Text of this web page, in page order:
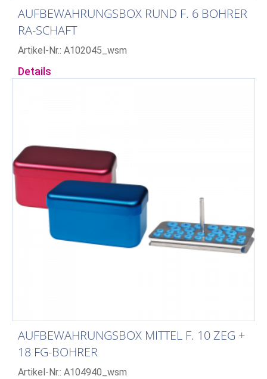
AUFBEWAHRUNGSBOX RUND F. 6 BOHRER
RA-SCHAFT
Artikel-Nr.: A102045_wsm
Details
AUFBEWAHRUNGSBOX MITTEL F. 10 ZEG +
18 FG-BOHRER
Artikel-Nr.: A104940_wsm